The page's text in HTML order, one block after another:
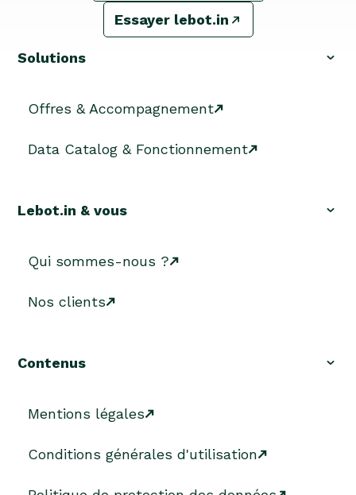
Essayer lebot.in
Solutions
Offres & Accompagnement
Data Catalog & Fonctionnement
Lebot.in & vous
Qui sommes-nous ?
Nos clients
Contenus
Mentions légales
Conditions générales d'utilisation